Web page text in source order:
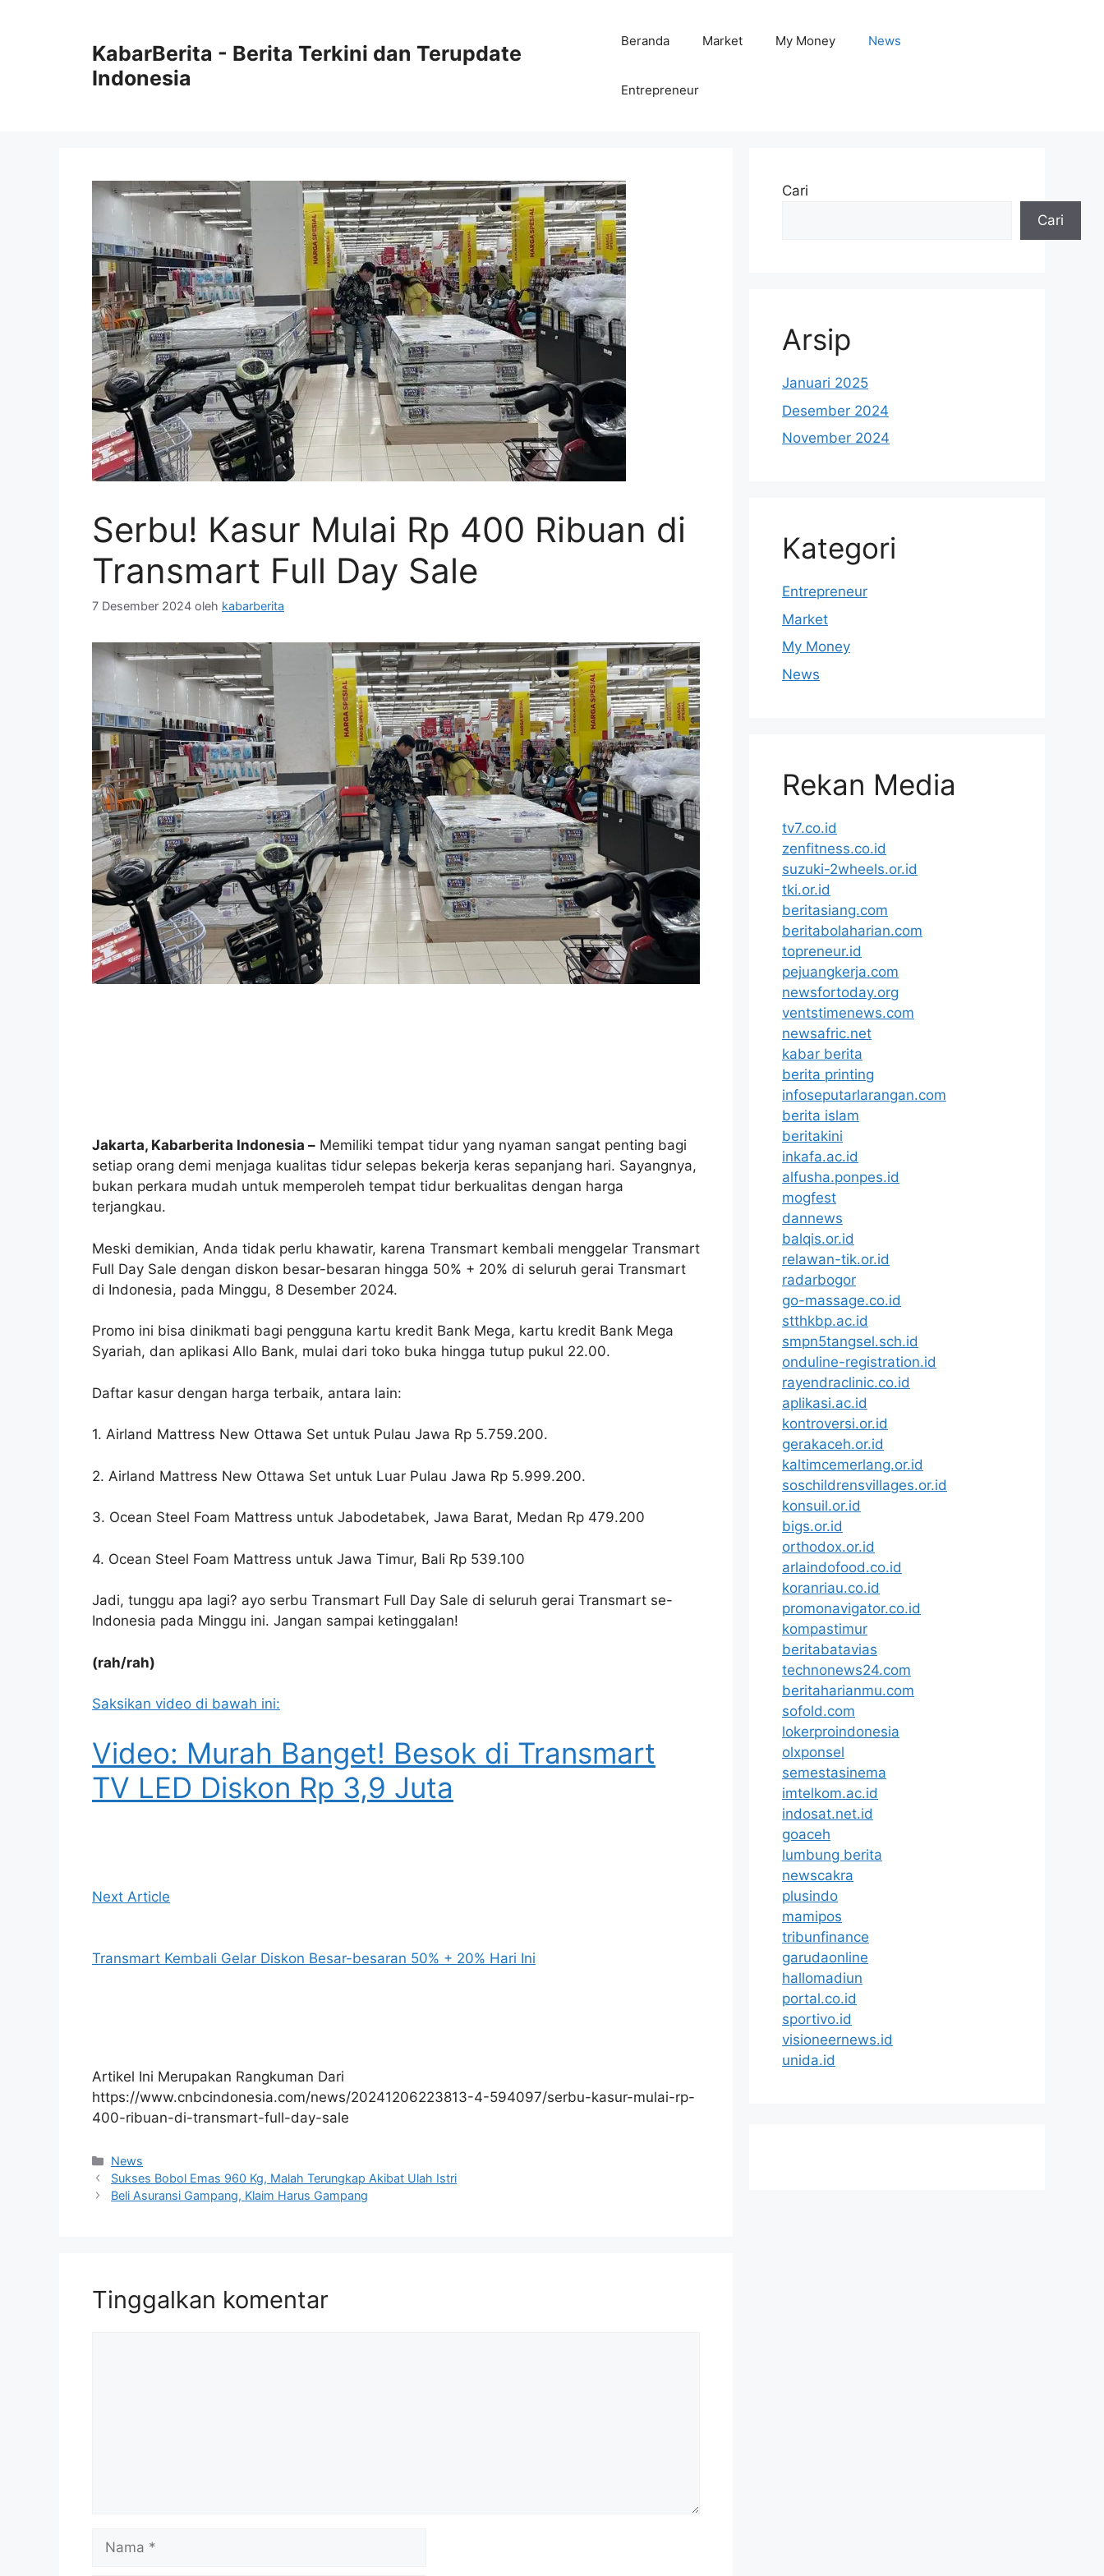
KabarBerita - Berita Terkini dan Terupdate
Indonesia
Beranda Market My Money News
Entrepreneur
Serbu! Kasur Mulai Rp 400 Ribuan di
Transmart Full Day Sale
7 Desember 2024 oleh kabarberita
Jakarta, Kabarberita Indonesia – Memiliki tempat tidur yang nyaman sangat penting bagi
setiap orang demi menjaga kualitas tidur selepas bekerja keras sepanjang hari. Sayangnya,
bukan perkara mudah untuk memperoleh tempat tidur berkualitas dengan harga
terjangkau.
Meski demikian, Anda tidak perlu khawatir, karena Transmart kembali menggelar Transmart
Full Day Sale dengan diskon besar-besaran hingga 50% + 20% di seluruh gerai Transmart
di Indonesia, pada Minggu, 8 Desember 2024.
Promo ini bisa dinikmati bagi pengguna kartu kredit Bank Mega, kartu kredit Bank Mega
Syariah, dan aplikasi Allo Bank, mulai dari toko buka hingga tutup pukul 22.00.
Daftar kasur dengan harga terbaik, antara lain:
1. Airland Mattress New Ottawa Set untuk Pulau Jawa Rp 5.759.200.
2. Airland Mattress New Ottawa Set untuk Luar Pulau Jawa Rp 5.999.200.
3. Ocean Steel Foam Mattress untuk Jabodetabek, Jawa Barat, Medan Rp 479.200
4. Ocean Steel Foam Mattress untuk Jawa Timur, Bali Rp 539.100
Jadi, tunggu apa lagi? ayo serbu Transmart Full Day Sale di seluruh gerai Transmart se-
Indonesia pada Minggu ini. Jangan sampai ketinggalan!
(rah/rah)
Saksikan video di bawah ini:
Video: Murah Banget! Besok di Transmart
TV LED Diskon Rp 3,9 Juta
Next Article
Transmart Kembali Gelar Diskon Besar-besaran 50% + 20% Hari Ini
Artikel Ini Merupakan Rangkuman Dari
https://www.cnbcindonesia.com/news/20241206223813-4-594097/serbu-kasur-mulai-rp-
400-ribuan-di-transmart-full-day-sale
Kategori
News
Sukses Bobol Emas 960 Kg, Malah Terungkap Akibat Ulah Istri
Beli Asuransi Gampang, Klaim Harus Gampang
Tinggalkan komentar
Cari
Cari
Arsip
Januari 2025
Desember 2024
November 2024
Kategori
Entrepreneur
Market
My Money
News
Rekan Media
tv7.co.id
zenfitness.co.id
suzuki-2wheels.or.id
tki.or.id
beritasiang.com
beritabolaharian.com
topreneur.id
pejuangkerja.com
newsfortoday.org
ventstimenews.com
newsafric.net
kabar berita
berita printing
infoseputarlarangan.com
berita islam
beritakini
inkafa.ac.id
alfusha.ponpes.id
mogfest
dannews
balqis.or.id
relawan-tik.or.id
radarbogor
go-massage.co.id
stthkbp.ac.id
smpn5tangsel.sch.id
onduline-registration.id
rayendraclinic.co.id
aplikasi.ac.id
kontroversi.or.id
gerakaceh.or.id
kaltimcemerlang.or.id
soschildrensvillages.or.id
konsuil.or.id
bigs.or.id
orthodox.or.id
arlaindofood.co.id
koranriau.co.id
promonavigator.co.id
kompastimur
beritabatavias
technonews24.com
beritaharianmu.com
sofold.com
lokerproindonesia
olxponsel
semestasinema
imtelkom.ac.id
indosat.net.id
goaceh
lumbung berita
newscakra
plusindo
mamipos
tribunfinance
garudaonline
hallomadiun
portal.co.id
sportivo.id
visioneernews.id
unida.id